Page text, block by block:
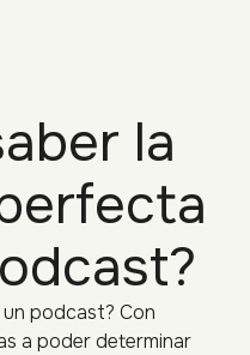
la
podcast? Con
a poder determinar